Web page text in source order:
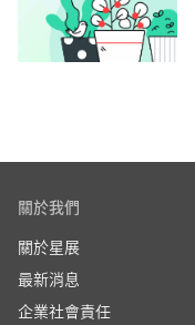
關於我們
關於星展
最新消息
企業社會責任